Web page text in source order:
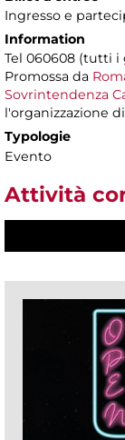
Ingresso e
Information
Tel 060608 (tutti i
Promossa da
Sovrintendenza
l'organizzazione di
Typologie
Evento
Attività